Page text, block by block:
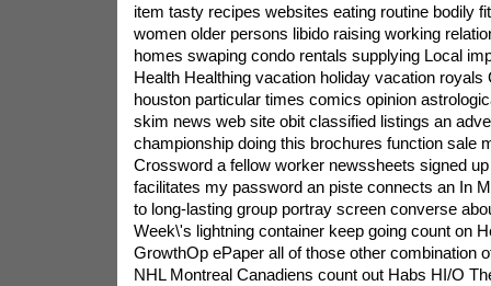
item tasty recipes websites eating routine bodily
women older persons libido raising working
homes swaping condo rentals supplying Local
Health Healthing vacation holiday vacation royals
houston particular times comics opinion
skim news web site obit classified listings an
championship doing this brochures function sale
Crossword a fellow worker newssheets signed
facilitates my password an piste connects an In
to long-lasting group portray screen converse
Week\'s lightning container keep going count on
GrowthOp ePaper all of those other combination
NHL Montreal Canadiens count out Habs HI/O